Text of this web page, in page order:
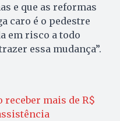
e que as reformas
caro é o pedestre
em risco a todo
essa mudança”.
receber mais de R$